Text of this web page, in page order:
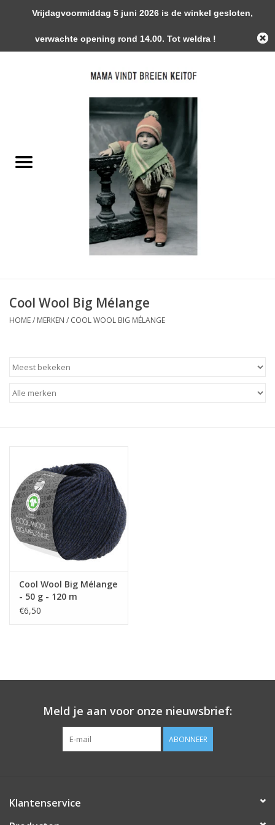
0 Artikelen - €0,00
Handwerk Toebehoren
Magazines / Patronen / Boeken
Cool Wool Big Mélange
HOME/ MERKEN / COOL WOOL BIG MÉLANGE
Cool Wool Big Mélange
- 50 g - 120 m
€6,50
Meld je aan voor onze nieuwsbrief:
ABONNEER
Klantenservice
Vrijdagvoormiddag 5 juni 2026 is de winkel gesloten,
verwachte opening rond 14.00. Tot weldra !